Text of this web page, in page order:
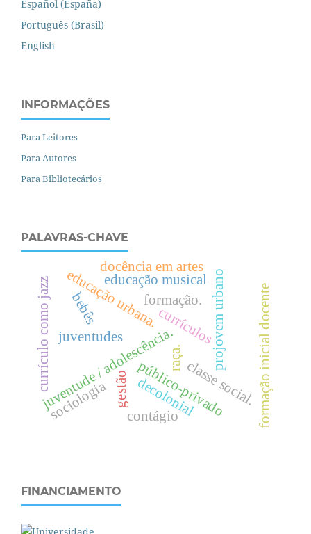
Español (España)
Português (Brasil)
English
INFORMAÇÕES
Para Leitores
Para Autores
Para Bibliotecários
PALAVRAS-CHAVE
currículosprojovem urbano
juventude / adolescência.
e
d
u
c
a
ç
ã
o
u
r
b
a
n
a
.
c
l
a
s
s
e
s
o
c
i
a
l
.
raça.
gestão
juventudes
público-privado
formação.
decolonial
bebês
contágio formação inicial docente
educação musical
currículo como jazz
sociologia
docência em artes
FINANCIAMENTO